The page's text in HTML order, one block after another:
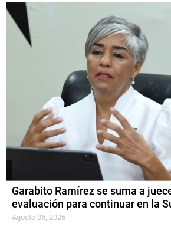
Garabito Ramírez se suma a
evaluación para continuar en la
Agosto 06, 2026